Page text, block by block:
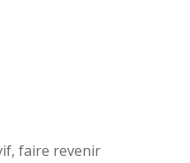
faire revenir